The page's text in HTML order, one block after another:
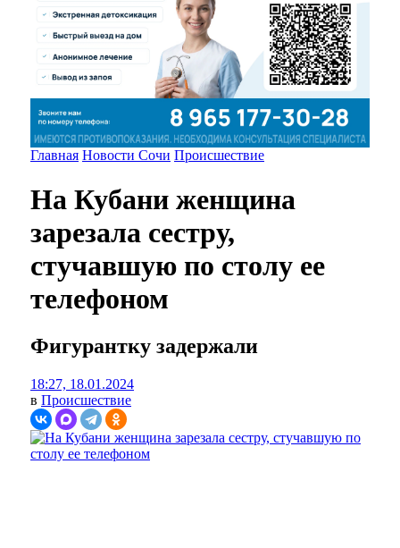
Главная Новости Сочи Происшествие
На Кубани женщина
зарезала сестру,
стучавшую по столу ее
телефоном
Фигурантку задержали
18:27, 18.01.2024
в Происшествие